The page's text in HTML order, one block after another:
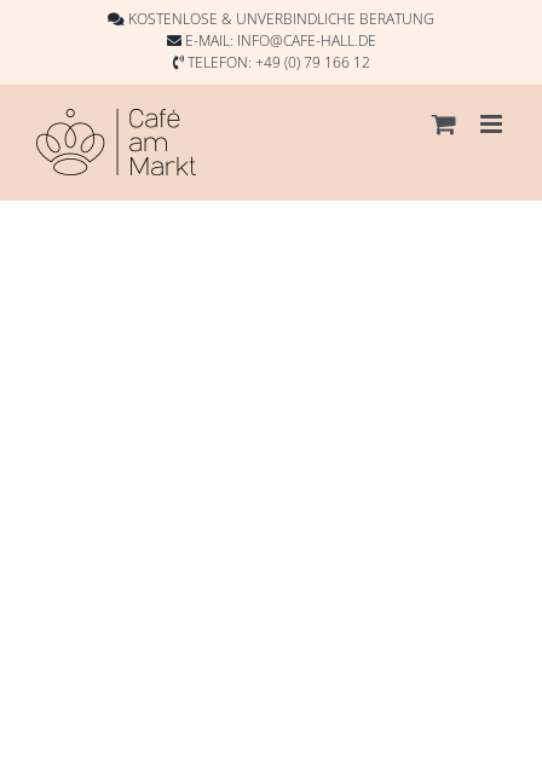
KOSTENLOSE & UNVERBINDLICHE BERATUNG
E-MAIL: INFO@CAFE-HALL.DE
TELEFON: +49 (0) 79 166 12